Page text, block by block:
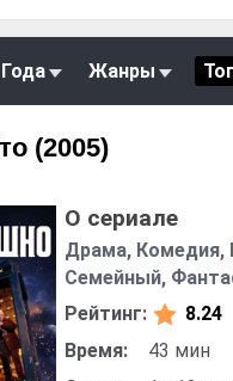
Года Жанры
(2005)
О сериале
Драма, Комедия,
Семейный,
Рейтинг:
8.24
Время:
43 мин